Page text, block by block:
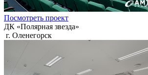
Посмотреть проект
ДК «Полярная звезда»
г. Оленегорск